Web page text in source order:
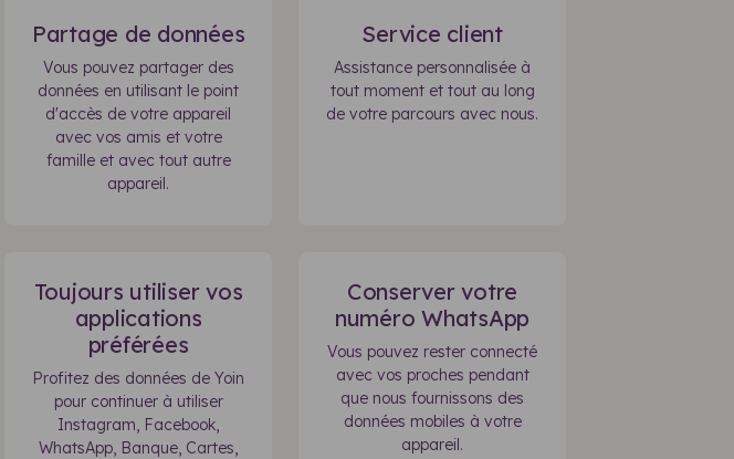
Partage de données
Vous pouvez partager des
données en utilisant le point
d'accès de votre appareil
avec vos amis et votre
famille et avec tout autre
appareil.
Service client
Assistance personnalisée à
tout moment et tout au long
de votre parcours avec nous.
Toujours utiliser vos
applications
préférées
Profitez des données de Yoin
pour continuer à utiliser
Instagram, Facebook,
WhatsApp, Banque, Cartes,
Conserver votre
numéro WhatsApp
Vous pouvez rester connecté
avec vos proches pendant
que nous fournissons des
données mobiles à votre
appareil.